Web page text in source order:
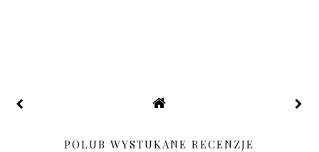
POLUB WYSTUKANE RECENZJE